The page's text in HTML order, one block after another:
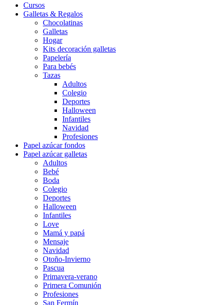
Cursos
Galletas & Regalos
Chocolatinas
Galletas
Hogar
Kits decoración galletas
Papelería
Para bebés
Tazas
Adultos
Colegio
Deportes
Halloween
Infantiles
Navidad
Profesiones
Papel azúcar fondos
Papel azúcar galletas
Adultos
Bebé
Boda
Colegio
Deportes
Halloween
Infantiles
Love
Mamá y papá
Mensaje
Navidad
Otoño-Invierno
Pascua
Primavera-verano
Primera Comunión
Profesiones
San Fermín